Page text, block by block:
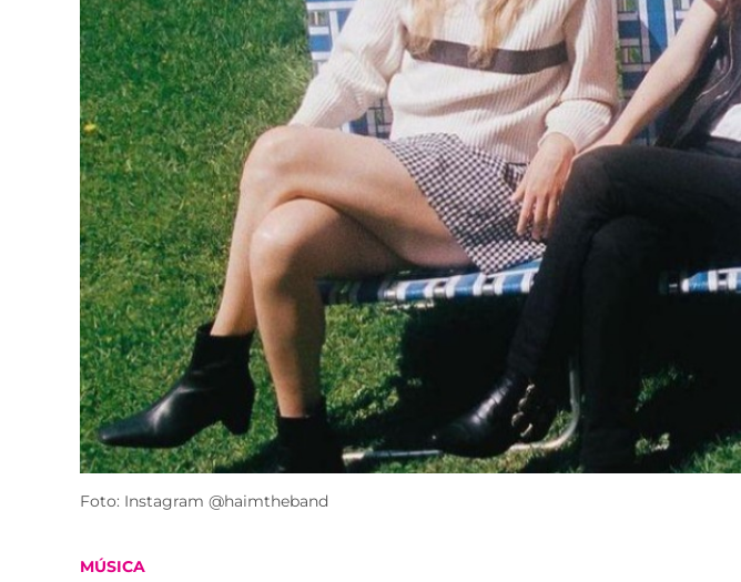
Foto: Instagram @haimtheband
POSTED
MÚSICA